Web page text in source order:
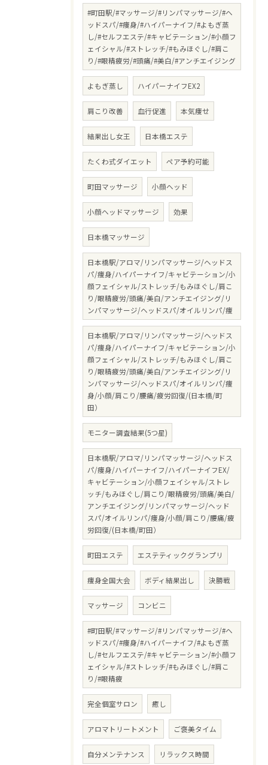
#町田駅/#マッサージ/#リンパマッサージ/#ヘ
ッドスパ/#痩身/#ハイパーナイフ/#よもぎ蒸
し/#セルフエステ/#キャビテーション/#小顔フ
ェイシャル/#ストレッチ/#もみほぐし/#肩こ
り/#眼精疲労/#頭痛/#美白/#アンチエイジング
よもぎ蒸し ハイパーナイフEX2
肩こり改善 血行促進 本気痩せ
結果出し女王 日本橋エステ
たくわ式ダイエット ペア予約可能
町田マッサージ 小顔ヘッド
小顔ヘッドマッサージ 効果
日本橋マッサージ
日本橋駅/アロマ/リンパマッサージ/ヘッドス
パ/痩身/ハイパーナイフ/キャビテーション/小
顔フェイシャル/ストレッチ/もみほぐし/肩こ
り/眼精疲労/頭痛/美白/アンチエイジング/リ
ンパマッサージ/ヘッドスパ/オイルリンパ/痩
日本橋駅/アロマ/リンパマッサージ/ヘッドス
パ/痩身/ハイパーナイフ/キャビテーション/小
顔フェイシャル/ストレッチ/もみほぐし/肩こ
り/眼精疲労/頭痛/美白/アンチエイジング/リ
ンパマッサージ/ヘッドスパ/オイルリンパ/痩
身/小顔/肩こり/腰痛/疲労回復/(日本橋/町
田）
モニター調査結果(5つ星)
日本橋駅/アロマ/リンパマッサージ/ヘッドス
パ/痩身/ハイパーナイフ/ハイパーナイフEX/
キャビテーション/小顔フェイシャル/ストレ
ッチ/もみほぐし/肩こり/眼精疲労/頭痛/美白/
アンチエイジング/リンパマッサージ/ヘッド
スパ/オイルリンパ/痩身/小顔/肩こり/腰痛/疲
労回復/(日本橋/町田）
町田エステ エステティックグランプリ
痩身全国大会 ボディ結果出し 決勝戦
マッサージ コンビニ
#町田駅/#マッサージ/#リンパマッサージ/#ヘ
ッドスパ/#痩身/#ハイパーナイフ/#よもぎ蒸
し/#セルフエステ/#キャビテーション/#小顔フ
ェイシャル/#ストレッチ/#もみほぐし/#肩こ
り/#眼精疲
完全個室サロン 癒し
アロマトリートメント ご褒美タイム
自分メンテナンス リラックス時間